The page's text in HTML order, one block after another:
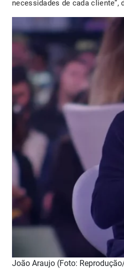
necessidades de cada cliente”,
João Araujo (Foto: